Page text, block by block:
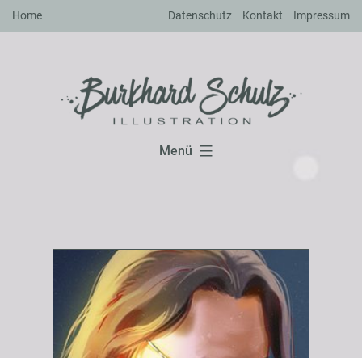
Zum
Home Datenschutz Kontakt Impressum
Menü